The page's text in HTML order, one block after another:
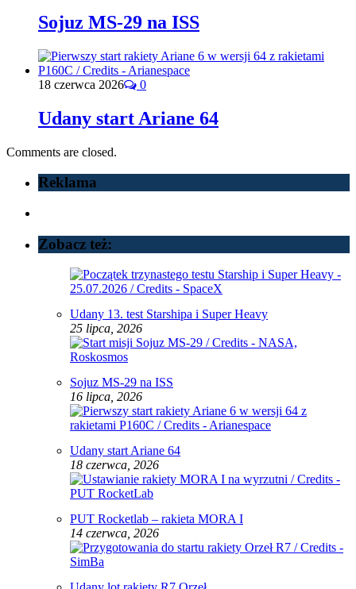
Sojuz MS-29 na ISS
18 czerwca 2026 0
Udany start Ariane 64
Comments are closed.
Reklama
Zobacz też:
Udany 13. test Starshipa i Super Heavy
25 lipca, 2026
Sojuz MS-29 na ISS
16 lipca, 2026
Udany start Ariane 64
18 czerwca, 2026
PUT Rocketlab – rakieta MORA I
14 czerwca, 2026